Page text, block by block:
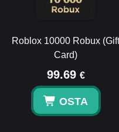
Roblox 10000 Robux (Gift
Card)
99.69 €
OSTA